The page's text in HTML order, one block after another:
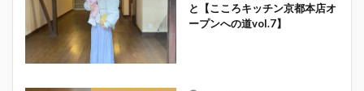
と【こころキッチン京都本店オ
ープンへの道vol.7】